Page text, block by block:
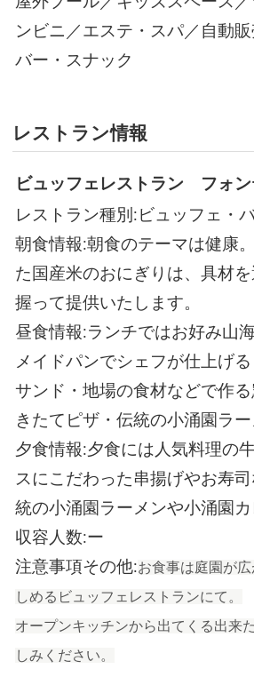
ンビニ／エステ・スパ／自動
バー・スナック
レストラン情報
ビュッフェレストラン フォン
レストラン種別:ビュッフェ・
朝食情報:朝食のテーマは健康
た国産米のおにぎりは、具材
握って提供いたします。
昼食情報:ランチではお好み山
メイドパンでシェフが仕上げ
サンド・地場の食材などで作
きたてピザ・伝統の小涌園ラ
夕食情報:夕食には人気料理の
スにこだわった串揚げやお寿
統の小涌園ラーメンや小涌園カ
収容人数:ー
注意事項その他:お食事は庭園が
しめるビュッフェレストランにて。
オープンキッチンから出てくる出来
しみください。